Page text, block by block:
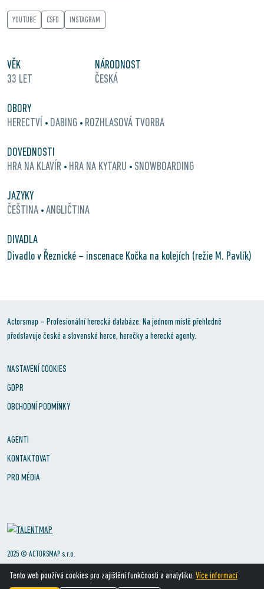
YOUTUBE CSFD INSTAGRAM
VĚK
33 LET
NÁRODNOST
ČESKÁ
OBORY
HERECTVÍ • DABING • ROZHLASOVÁ TVORBA
DOVEDNOSTI
HRA NA KLAVÍR • HRA NA KYTARU • SNOWBOARDING
JAZYKY
ČEŠTINA • ANGLIČTINA
DIVADLA
Divadlo v Řeznické – inscenace Kočka na kolejích (režie M. Pavlík)
Actorsmap – Profesionální herecká databáze. Na jednom místě přehledně
představuje české a slovenské herce, herečky a herecké agenty.
NASTAVENÍ COOKIES
GDPR
OBCHODNÍ PODMÍNKY
AGENTI
KONTAKTOVAT
PRO MÉDIA
2025 © ACTORSMAP s.r.o.
Tento web používá cookies pro zajištění funkčnosti a analytiku. Více informací